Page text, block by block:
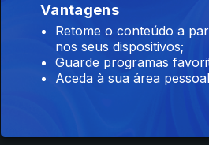
RTP PLAY
EM DIRETO
REVER PROGRAMAS
CONCURSOS
Vantagens
Retome o conteúdo a
nos seus dispositivos;
Guarde programas
Aceda à sua área